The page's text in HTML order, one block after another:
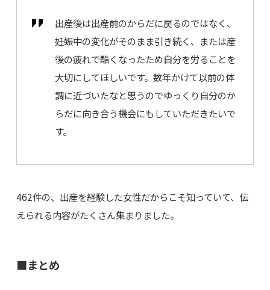
出産後は出産前のからだに戻るのではなく、
妊娠中の変化がそのまま引き続く、または産
後の疲れで酷くなったため自分を労ることを
大切にしてほしいです。数年かけて以前の体
調に近づいたなと思うのでゆっくり自分のか
らだに向き合う機会にもしていただきたいで
す。
462件の、出産を経験した女性だからこそ知っていて、伝
えられる内容がたくさん集まりました。
■まとめ